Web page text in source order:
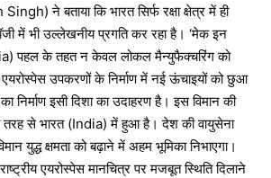
ने बताया कि भारत सिर्फ रक्षा क्षेत्र में ही
में भी उल्लेखनीय प्रगति कर रहा है। ‘मेक इन
पहल के तहत न केवल लोकल मैन्युफैक्चरिंग को
एयरोस्पेस उपकरणों के निर्माण में नई ऊंचाइयों को छुआ
इसी दिशा का उदाहरण है। इस विमान की
तरह से भारत (India) में हुआ है। देश की वायुसेना
युद्ध क्षमता को बढ़ाने में अहम भूमिका निभाएगा।
एयरोस्पेस मानचित्र पर मजबूत स्थिति दिलाने